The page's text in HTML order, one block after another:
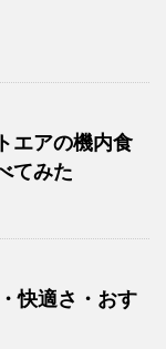
エアの機内食
てみた
快適さ・おす